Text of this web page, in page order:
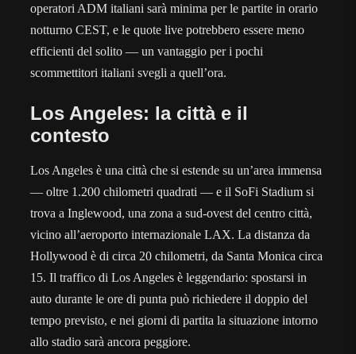
operatori ADM italiani sarà minima per le partite in orario
notturno CEST, e le quote live potrebbero essere meno
efficienti del solito — un vantaggio per i pochi
scommettitori italiani svegli a quell’ora.
Los Angeles: la città e il
contesto
Los Angeles è una città che si estende su un’area immensa
— oltre 1.200 chilometri quadrati — e il SoFi Stadium si
trova a Inglewood, una zona a sud-ovest del centro città,
vicino all’aeroporto internazionale LAX. La distanza da
Hollywood è di circa 20 chilometri, da Santa Monica circa
15. Il traffico di Los Angeles è leggendario: spostarsi in
auto durante le ore di punta può richiedere il doppio del
tempo previsto, e nei giorni di partita la situazione intorno
allo stadio sarà ancora peggiore.